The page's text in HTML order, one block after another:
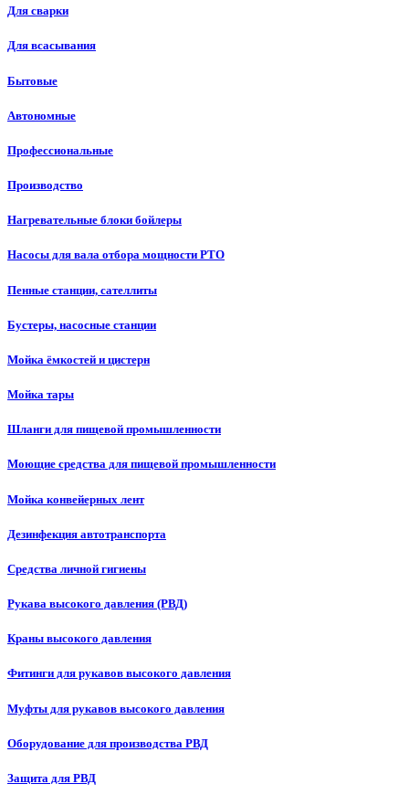
Для сварки
Для всасывания
Бытовые
Автономные
Профессиональные
Производство
Нагревательные блоки бойлеры
Насосы для вала отбора мощности PTO
Пенные станции, сателлиты
Бустеры, насосные станции
Мойка ёмкостей и цистерн
Мойка тары
Шланги для пищевой промышленности
Моющие средства для пищевой промышленности
Мойка конвейерных лент
Дезинфекция автотранспорта
Средства личной гигиены
Рукава высокого давления (РВД)
Краны высокого давления
Фитинги для рукавов высокого давления
Муфты для рукавов высокого давления
Оборудование для производства РВД
Защита для РВД